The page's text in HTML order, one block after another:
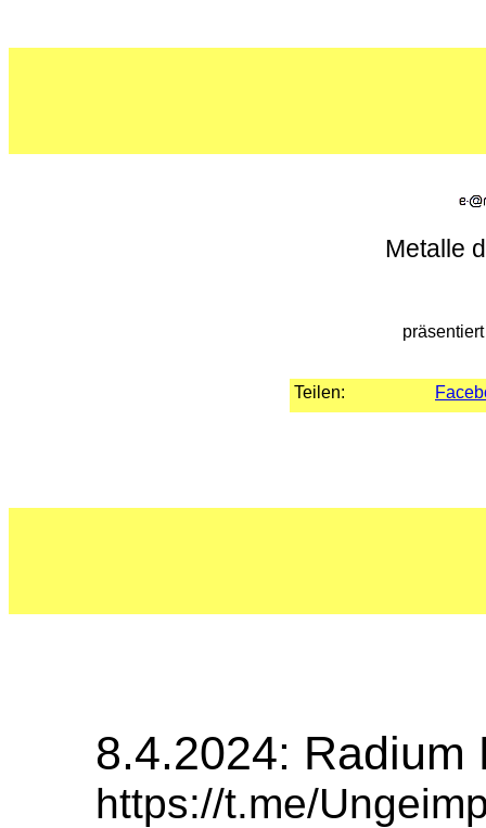
Metalle
Teilen:
8.4.2024: Radium
https://t.me/